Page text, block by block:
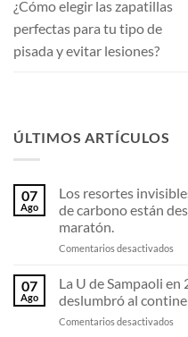
¿Cómo elegir las zapatillas
perfectas para tu tipo de
pisada y evitar lesiones?
ÚLTIMOS ARTÍCULOS
07
Ago
Los resortes
de carbono están
maratón.
Comentarios desactivados
Por
qué
07
Ago
La U de Sampaoli
deslumbró al
Comentarios desactivados